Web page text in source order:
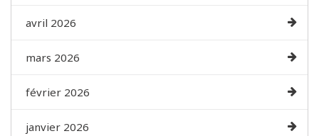
avril 2026
mars 2026
février 2026
janvier 2026